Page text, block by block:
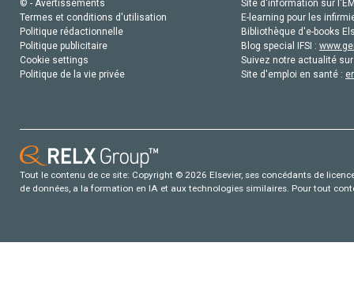
© - Avertissements
Termes et conditions d'utilisation
Politique rédactionnelle
Politique publicitaire
Cookie settings
Politique de la vie privée
Site d'information sur
E-learning pour les
Bibliothèque d'e-books
Blog special IFSI :
Suivez notre actualité
Site d'emploi en santé :
Tout le contenu de ce site: Copyright © 2026 Elsevier, ses concédants de
de données, a la formation en IA et aux technologies similaires. Pour tout